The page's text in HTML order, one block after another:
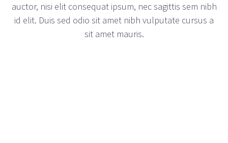
auctor, nisi elit consequat ipsum, nec sagittis sem nibh
id elit. Duis sed odio sit amet nibh vulputate cursus a
sit amet mauris.